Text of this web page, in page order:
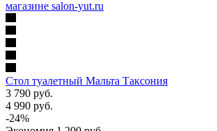
Стол туалетный Мальта Таксония
3 790 руб.
4 990 руб.
-24%